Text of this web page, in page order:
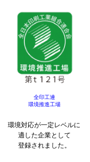
全印工連
環境推進工場
環境対応が一定レベルに
適した企業として
登録されました。